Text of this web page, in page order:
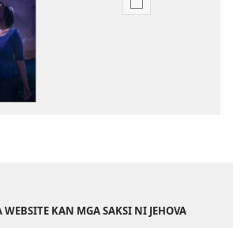
Mga
Iba
WEBSITE KAN MGA SAKSI NI JEHOVA